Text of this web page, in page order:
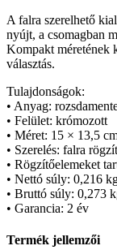
A falra szerelhető
nyújt, a csomagban
Kompakt méretének
választás.
Tulajdonságok:
• Anyag:
• Felület: krómozott
• Méret: 15 × 13,5
• Szerelés: falra
• Rögzítőelemeket
• Nettó súly: 0,216
• Bruttó súly: 0,273
• Garancia: 2 év
Termék jellemzői